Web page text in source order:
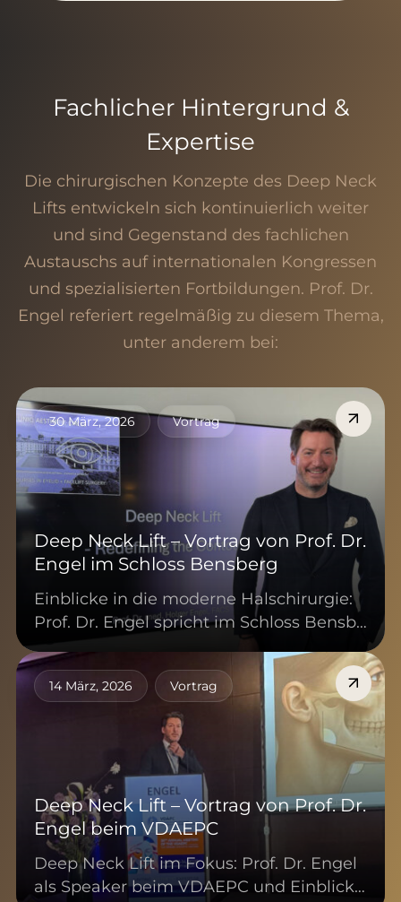
Fachlicher Hintergrund &
Expertise
Die chirurgischen Konzepte des Deep Neck
Lifts entwickeln sich kontinuierlich weiter
und sind Gegenstand des fachlichen
Austauschs auf internationalen Kongressen
und spezialisierten Fortbildungen. Prof. Dr.
Engel referiert regelmäßig zu diesem Thema,
unter anderem bei:
Deep Neck Lift – Vortrag von Prof. Dr.
Engel im Schloss Bensberg
30 März, 2026 Vortrag
Einblicke in die moderne Halschirurgie:
Prof. Dr. Engel spricht im Schloss Bensb…
Deep Neck Lift – Vortrag von Prof. Dr.
Engel beim VDAEPC
14 März, 2026 Vortrag
Deep Neck Lift im Fokus: Prof. Dr. Engel
als Speaker beim VDAEPC und Einblick…